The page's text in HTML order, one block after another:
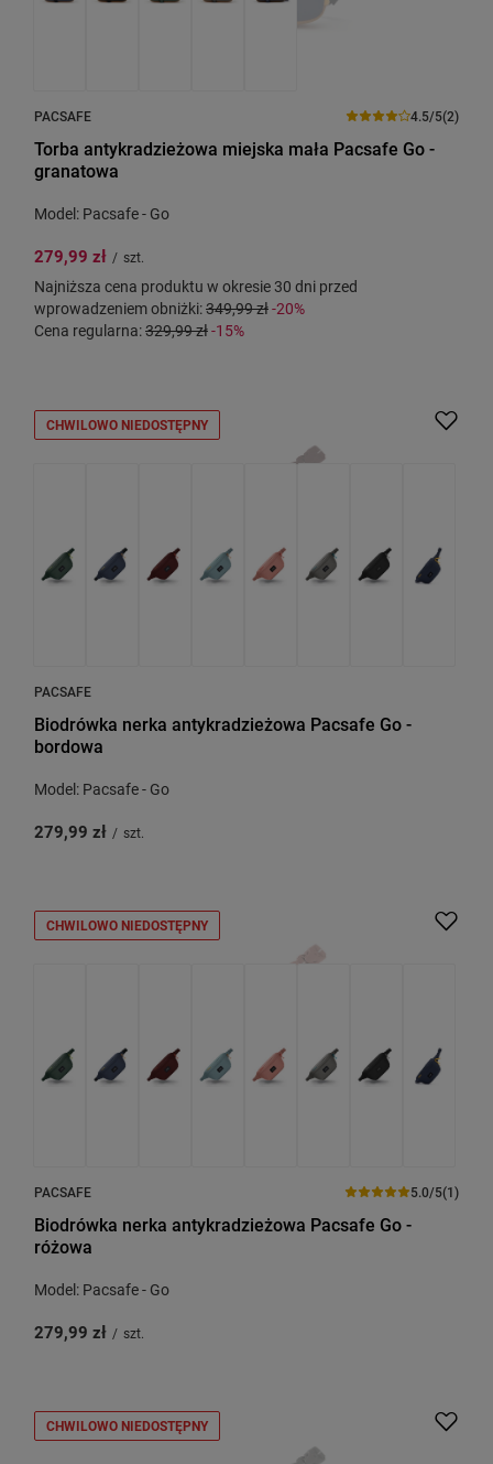
PACSAFE 4.5/5(2)
Torba antykradzieżowa miejska mała Pacsafe Go -
granatowa
Model: Pacsafe - Go
279,99 zł / szt.
Najniższa cena produktu w okresie 30 dni przed
wprowadzeniem obniżki:349,99 zł-20%
Cena regularna:329,99 zł-15%
CHWILOWO NIEDOSTĘPNY
PACSAFE
Biodrówka nerka antykradzieżowa Pacsafe Go -
bordowa
Model: Pacsafe - Go
279,99 zł / szt.
CHWILOWO NIEDOSTĘPNY
PACSAFE 5.0/5(1)
Biodrówka nerka antykradzieżowa Pacsafe Go -
różowa
Model: Pacsafe - Go
279,99 zł / szt.
CHWILOWO NIEDOSTĘPNY